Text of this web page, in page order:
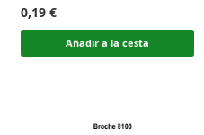
0,19 €
Añadir a la cesta